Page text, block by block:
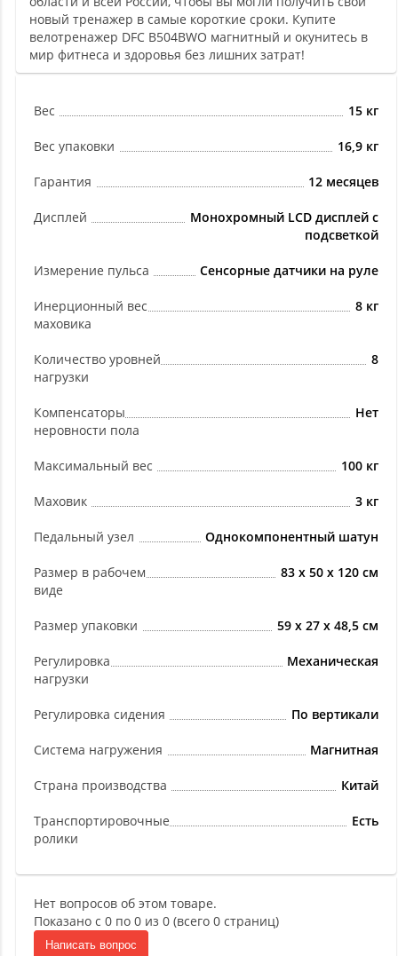
новый тренажер в самые короткие сроки. Купите
велотренажер DFC B504BWO магнитный и окунитесь в
мир фитнеса и здоровья без лишних затрат!
Вес 15 кг
Вес упаковки 16,9 кг
Гарантия 12 месяцев
Дисплей
Монохромный LCD дисплей с
подсветкой
Измерение пульса Сенсорные датчики на руле
Инерционный вес
маховика
8 кг
Количество уровней
нагрузки
8
Компенсаторы
неровности пола
Нет
Максимальный вес 100 кг
Маховик 3 кг
Педальный узел Однокомпонентный шатун
Размер в рабочем
виде
83 х 50 х 120 см
Размер упаковки 59 х 27 х 48,5 см
Регулировка
нагрузки
Механическая
Регулировка сидения По вертикали
Система нагружения Магнитная
Страна производства Китай
Транспортировочные
ролики
Есть
Нет вопросов об этом товаре.
Показано с 0 по 0 из 0 (всего 0 страниц)
Написать вопрос